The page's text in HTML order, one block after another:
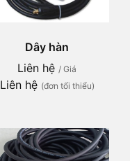
Dây hàn
Liên hệ / Giá
Liên hệ (đơn tối thiểu)